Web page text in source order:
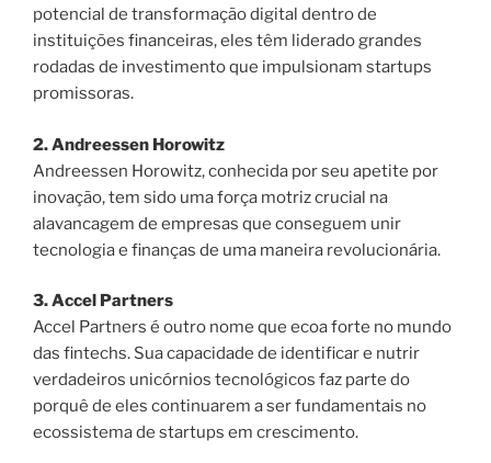
potencial de transformação digital dentro de
instituições financeiras, eles têm liderado grandes
rodadas de investimento que impulsionam startups
promissoras.
2. Andreessen Horowitz
Andreessen Horowitz, conhecida por seu apetite por
inovação, tem sido uma força motriz crucial na
alavancagem de empresas que conseguem unir
tecnologia e finanças de uma maneira revolucionária.
3. Accel Partners
Accel Partners é outro nome que ecoa forte no mundo
das fintechs. Sua capacidade de identificar e nutrir
verdadeiros unicórnios tecnológicos faz parte do
porquê de eles continuarem a ser fundamentais no
ecossistema de startups em crescimento.